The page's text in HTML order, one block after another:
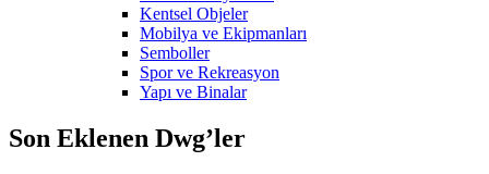
Kentsel Objeler
Mobilya ve Ekipmanları
Semboller
Spor ve Rekreasyon
Yapı ve Binalar
Son Eklenen Dwg’ler